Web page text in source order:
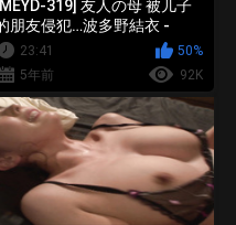
319] 友人の母 被儿子
朋友侵犯…波多野結衣 -
23:41
50%
5年前
92K